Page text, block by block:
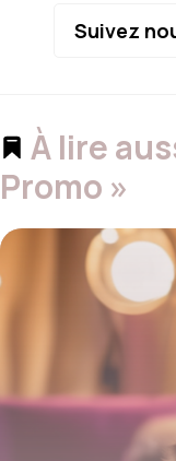
Suivez
À lire
Promo »